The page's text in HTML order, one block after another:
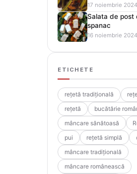
17 noiembrie 2024
Salata de post
spanac
16 noiembrie 2024
ETICHETE
rețetă tradițională
rețetă
bucătărie
mâncare sănătoasă
pui
rețetă simplă
mâncare tradițională
mâncare românească